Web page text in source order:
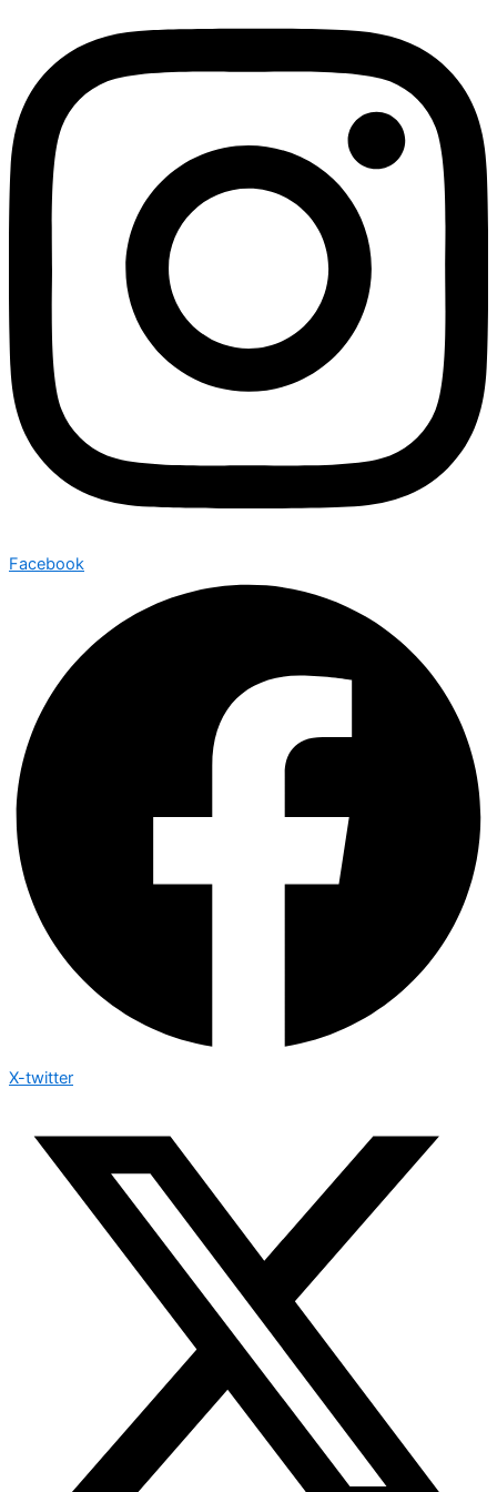
Facebook
X-twitter